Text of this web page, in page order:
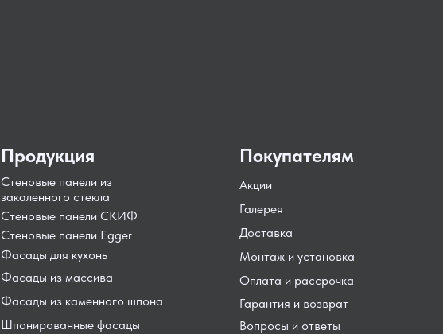
Стеновые панели из
закаленного стекла
Гарантия и возврат
Монтаж и установка
Доставка
Оплата и рассрочка
Вопросы и ответы
Фасады для кухонь
Шпонированные фасады
Фасады из массива
Фасады из каменного шпона
Стеновые панели СКИФ
Стеновые панели Egger
Акции
Галерея
Покупателям
Продукция